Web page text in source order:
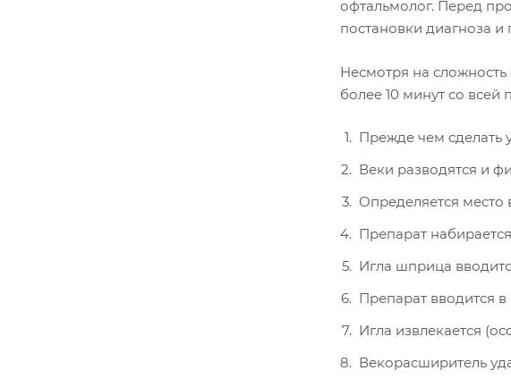
офтальмолог. Перед
постановки диагноза
Несмотря на
более 10 минут со всей
Прежде чем сделать
Веки разводятся и
Определяется место
Препарат
Игла шприца
Препарат вводится
Игла извлекается
Векорасширитель